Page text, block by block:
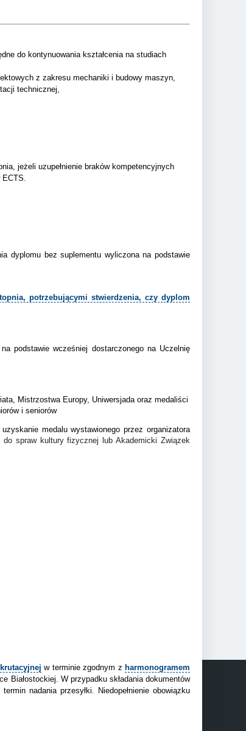
do kontynuowania kształcenia na studiach
z zakresu mechaniki i budowy maszyn,
technicznej,
jeżeli uzupełnienie braków kompetencyjnych
ECTS.
dyplomu bez suplementu wyliczona na podstawie
potrzebującymi stwierdzenia, czy dyplom
podstawie wcześniej dostarczonego na Uczelnię
Mistrzostwa Europy, Uniwersjada oraz medaliści
i seniorów
medalu wystawionego przez organizatora
spraw kultury fizycznej lub Akademicki Związek
w terminie zgodnym z harmonogramem
Białostockiej. W przypadku składania dokumentów
nadania przesyłki. Niedopełnienie obowiązku